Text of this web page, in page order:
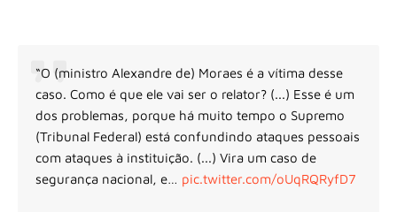
“O (ministro Alexandre de) Moraes é a vítima desse
caso. Como é que ele vai ser o relator? (...) Esse é um
dos problemas, porque há muito tempo o Supremo
(Tribunal Federal) está confundindo ataques pessoais
com ataques à instituição. (...) Vira um caso de
segurança nacional, e… pic.twitter.com/oUqRQRyfD7